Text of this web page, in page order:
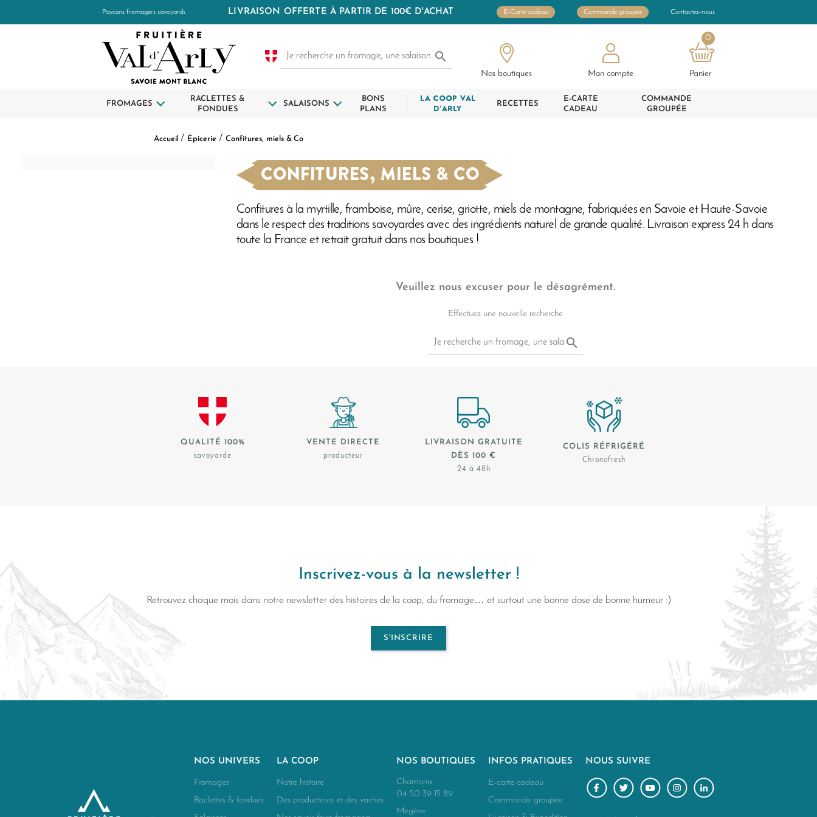
Paysans fromagers savoyards LIVRAISON OFFERTE À PARTIR DE 100€ D'ACHAT E-Carte cadeau Commande groupée Contactez-nous

Nos boutiques Mon compte Panier
0
FROMAGES
RACLETTES &
FONDUES
SALAISONS
BONS
PLANS
LA COOP VAL
D'ARLY
RECETTES
E-CARTE
CADEAU
COMMANDE
GROUPÉE
Accueil Épicerie Confitures, miels & Co
CONFITURES, MIELS & CO
Confitures à la myrtille, framboise, mûre, cerise, griotte, miels de montagne, fabriquées en Savoie et Haute-Savoie
dans le respect des traditions savoyardes avec des ingrédients naturel de grande qualité. Livraison express 24 h dans
toute la France et retrait gratuit dans nos boutiques !
Veuillez nous excuser pour le désagrément.
Effectuez une nouvelle recherche

Rechercher
QUALITÉ 100%
savoyarde
VENTE DIRECTE
producteur
LIVRAISON GRATUITE
DÈS 100 €
24 à 48h
COLIS RÉFRIGÉRÉ
Chronofresh
Inscrivez-vous à la newsletter !
Retrouvez chaque mois dans notre newsletter des histoires de la coop, du fromage… et surtout une bonne dose de bonne humeur :)
S'INSCRIRE
NOS UNIVERS
Fromages
Raclettes & fondues
LA COOP
Notre histoire
Des producteurs et des vaches
NOS BOUTIQUES
Chamonix :
04 50 39 15 89
Megève :
INFOS PRATIQUES
E-carte cadeau
Commande groupée
NOUS SUIVRE
FacebookTwitter YouTube Instagram